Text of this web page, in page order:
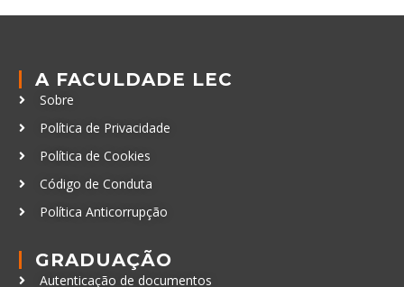
A FACULDADE LEC
Sobre
Política de Privacidade
Política de Cookies
Código de Conduta
Política Anticorrupção
GRADUAÇÃO
Autenticação de documentos